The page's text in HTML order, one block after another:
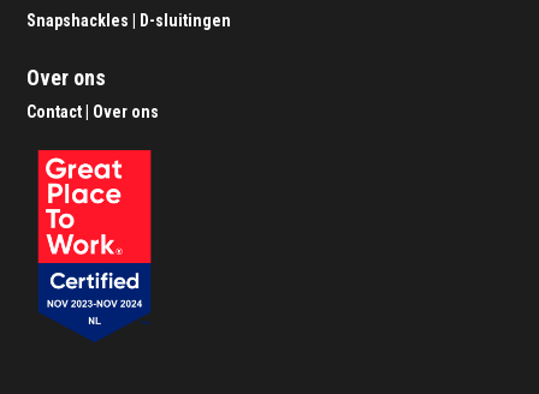
Snapshackles D-sluitingen
Over ons
Contact Over ons